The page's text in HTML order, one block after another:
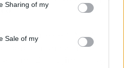
Sharing of my
Sale of my
.
por parte de MAPPA
pero el manga sigue
el tomo 24, Fujimoto deja